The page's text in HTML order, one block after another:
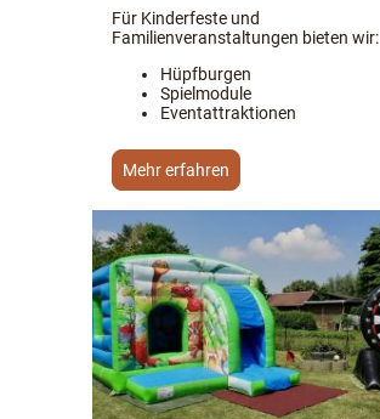
Für Kinderfeste und
Familienveranstaltungen bieten wir:
Hüpfburgen
Spielmodule
Eventattraktionen
Mehr erfahren